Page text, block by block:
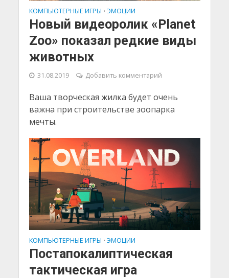
КОМПЬЮТЕРНЫЕ ИГРЫ • ЭМОЦИИ
Новый видеоролик «Planet
Zoo» показал редкие виды
животных
31.08.2019 Добавить комментарий
Ваша творческая жилка будет очень
важна при строительстве зоопарка
мечты.
КОМПЬЮТЕРНЫЕ ИГРЫ • ЭМОЦИИ
Постапокалиптическая
тактическая игра